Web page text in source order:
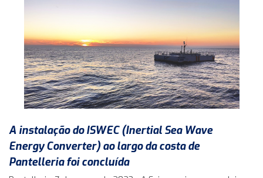
A instalação do ISWEC (Inertial Sea Wave
Energy Converter) ao largo da costa de
Pantelleria foi concluída